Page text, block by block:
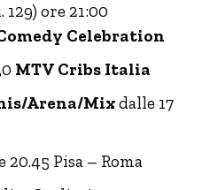
129) ore 21:00
Celebration
MTV Cribs Italia
Arena/Mixdalle 17
20.45 Pisa – Roma